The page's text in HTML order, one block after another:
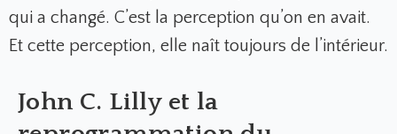
qui a changé. C’est la perception qu’on en avait.
Et cette perception, elle naît toujours de l’intérieur.
John C. Lilly et la